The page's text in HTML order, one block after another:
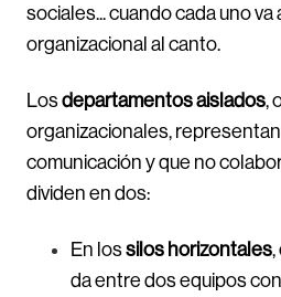
sociales... cuando cada uno va
organizacional al canto.
Losdepartamentos aislados,
organizacionales,
comunicación y que no
dividen en dos:
En lossilos horizontales,
da entre dos equipos